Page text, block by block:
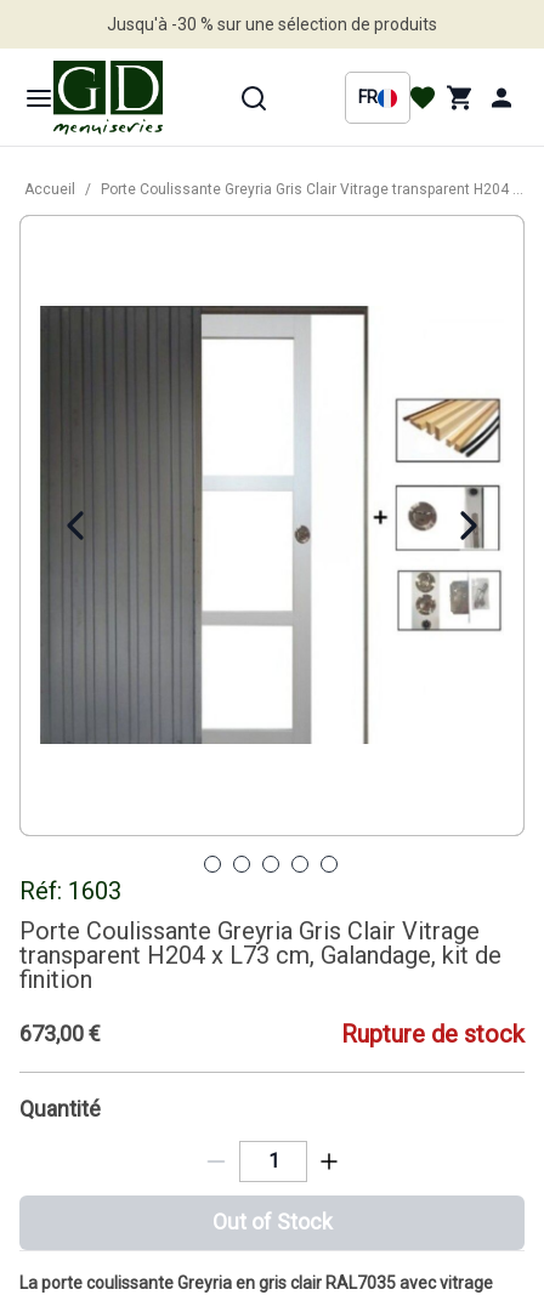
Jusqu'à -30 % sur une sélection de produits
FR
Accueil / Porte Coulissante Greyria Gris Clair Vitrage transparent H204 x L73 cm, Galandage, kit de finition
Réf: 1603
Porte Coulissante Greyria Gris Clair Vitrage
transparent H204 x L73 cm, Galandage, kit de
finition
673,00€ Rupture de stock
Quantité
Out of Stock
La porte coulissante Greyria en gris clair RAL7035 avec vitrage